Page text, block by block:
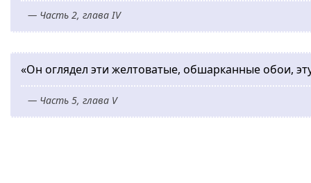
— Часть 2, глава IV
«Он оглядел эти желтоватые, обшарканные обои,
— Часть 5, глава V